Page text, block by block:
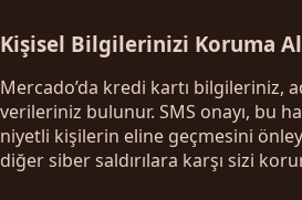
Kişisel Bilgilerinizi Koruma
Mercado’da kredi kartı bilgileriniz,
verileriniz bulunur. SMS onayı, bu
niyetli kişilerin eline geçmesini
diğer siber saldırılara karşı sizi